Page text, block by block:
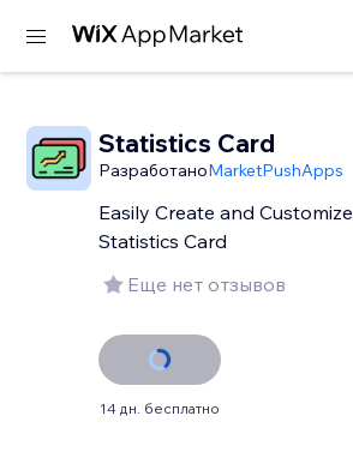
Statistics Card
РазработаноMarketPushApps
Easily Create and Customize
Statistics Card
Еще нет отзывов
14 дн. бесплатно